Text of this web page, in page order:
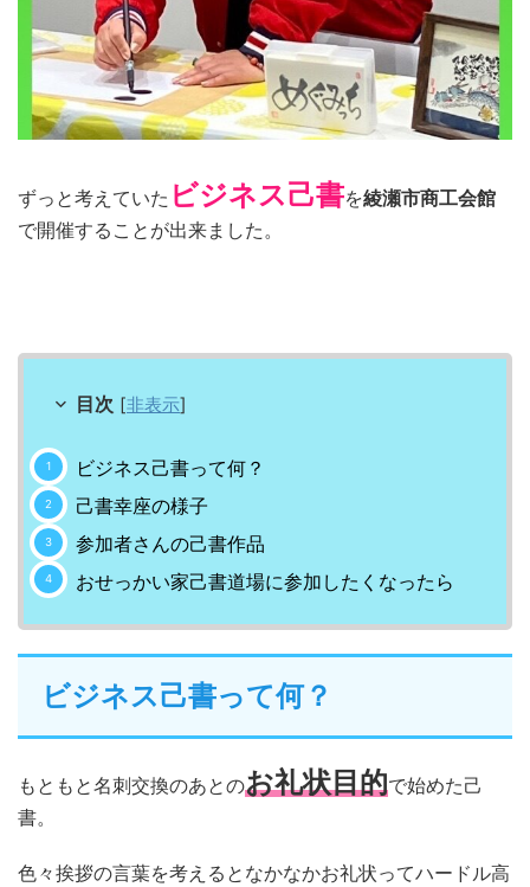
ずっと考えていた ビジネス己書を綾瀬市商工会館
で開催することが出来ました。
目次 [非表示]
ビジネス己書って何？
己書幸座の様子
参加者さんの己書作品
おせっかい家己書道場に参加したくなったら
ビジネス己書って何？
もともと名刺交換のあとのお礼状目的で始めた己
書。
色々挨拶の言葉を考えるとなかなかお礼状ってハードル高